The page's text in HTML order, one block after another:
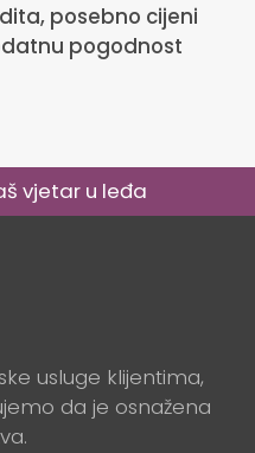
posebno cijeni
pogodnost
vjetar u leđa
usluge klijentima,
da je osnažena